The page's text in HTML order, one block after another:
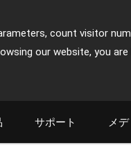
count visitor
our website, you
サポート メ